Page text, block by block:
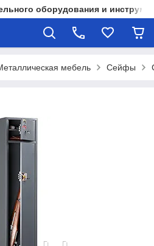
оборудования и
мебель Сейфы